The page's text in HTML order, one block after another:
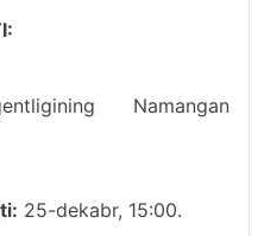
Namangan
25-dekabr, 15:00.